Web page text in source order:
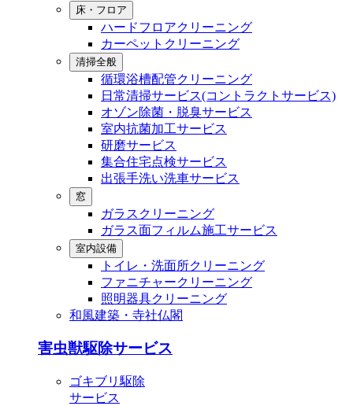
床・フロア
ハードフロアクリーニング
カーペットクリーニング
清掃全般
循環浴槽配管クリーニング
⽇常清掃サービス(コントラクトサービス)
オゾン除菌・脱臭サービス
室内抗菌加工サービス
研磨サービス
集合住宅点検サービス
出張⼿洗い洗⾞サービス
窓
ガラスクリーニング
ガラス⾯フィルム施⼯サービス
室内設備
トイレ・洗⾯所クリーニング
ファニチャークリーニング
照明器具クリーニング
和風建築・寺社仏閣
害虫獣駆除サービス
ゴキブリ駆除
サービス